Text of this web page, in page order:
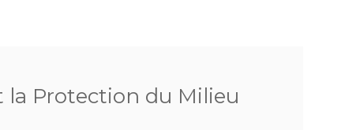
la Protection du Milieu